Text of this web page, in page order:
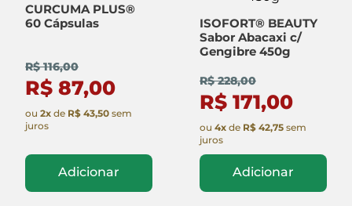
CURCUMA PLUS®
60 Cápsulas
R$ 116,00
R$ 87,00
ou 2x de R$ 43,50 sem
juros
Adicionar
ISOFORT® BEAUTY
Sabor Abacaxi c/
Gengibre 450g
R$ 228,00
R$ 171,00
ou 4x de R$ 42,75 sem
juros
Adicionar